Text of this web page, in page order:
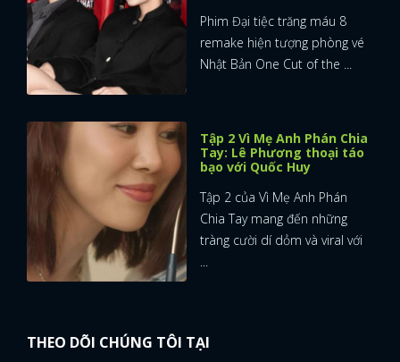
Phim Đại tiệc trăng máu 8
remake hiện tượng phòng vé
Nhật Bản One Cut of the ...
Tập 2 Vì Mẹ Anh Phán Chia
Tay: Lê Phương thoại táo
bạo với Quốc Huy
Tập 2 của Vì Mẹ Anh Phán
Chia Tay mang đến những
tràng cười dí dỏm và viral với
...
THEO DÕI CHÚNG TÔI TẠI